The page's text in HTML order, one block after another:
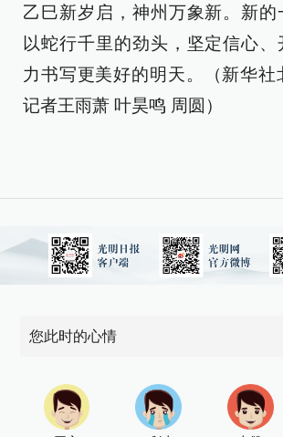
乙巳新岁启，神州万象新。新的
以蛇行千里的劲头，坚定信心、
力书写更美好的明天。（新华社
记者王雨萧 叶昊鸣 周圆）
您此时的心情